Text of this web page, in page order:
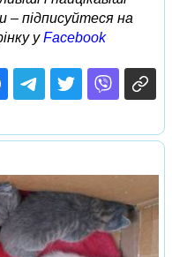
підписуйтеся на
уFacebook